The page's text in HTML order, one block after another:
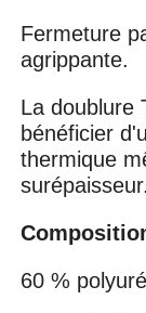
Fermeture
agrippante.
La doublure
bénéficier
thermique
surépaisseur.
60 %